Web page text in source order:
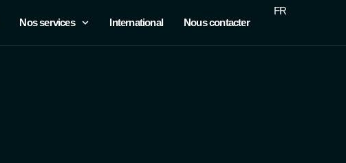
Nos services International Nous contacter
FR